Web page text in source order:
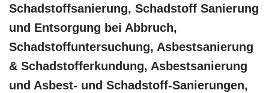
Schadstoffsanierung, Schadstoff Sanierung
und Entsorgung bei Abbruch,
Schadstoffuntersuchung, Asbestsanierung
& Schadstofferkundung, Asbestsanierung
und Asbest- und Schadstoff-Sanierungen,